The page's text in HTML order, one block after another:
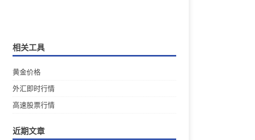
相关工具
黄金价格
外汇即时行情
高速股票行情
近期文章